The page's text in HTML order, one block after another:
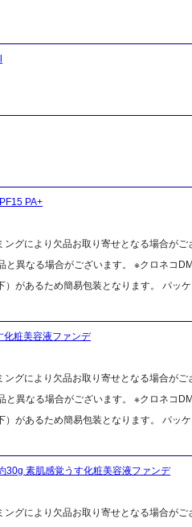
PA+
グにより欠品お取り寄せとなる場合が
異なる場合がございます。 ※クロネコ
があるため簡易包装となります。 パッ
化粧美容液ファンデ
グにより欠品お取り寄せとなる場合が
異なる場合がございます。 ※クロネコ
があるため簡易包装となります。 パッ
30g 素肌感覚うす化粧美容液ファンデ
グにより欠品お取り寄せとなる場合が